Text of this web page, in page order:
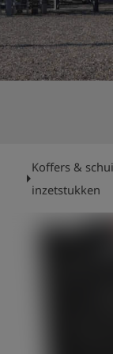
arrow_right
Koffers &
inzetstukken